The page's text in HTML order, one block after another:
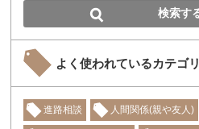
よく使われているカテゴリ
進路相談 人間関係(親や友人)